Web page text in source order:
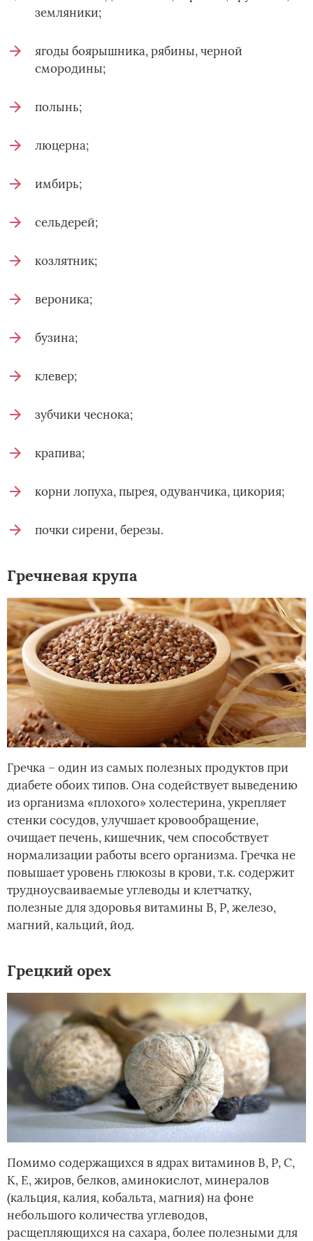
земляники;
ягоды боярышника, рябины, черной
смородины;
полынь;
люцерна;
имбирь;
сельдерей;
козлятник;
вероника;
бузина;
клевер;
зубчики чеснока;
крапива;
корни лопуха, пырея, одуванчика, цикория;
почки сирени, березы.
Гречневая крупа
Гречка – один из самых полезных продуктов при
диабете обоих типов. Она содействует выведению
из организма «плохого» холестерина, укрепляет
стенки сосудов, улучшает кровообращение,
очищает печень, кишечник, чем способствует
нормализации работы всего организма. Гречка не
повышает уровень глюкозы в крови, т.к. содержит
трудноусваиваемые углеводы и клетчатку,
полезные для здоровья витамины В, Р, железо,
магний, кальций, йод.
Грецкий орех
Помимо содержащихся в ядрах витаминов В, Р, С,
К, Е, жиров, белков, аминокислот, минералов
(кальция, калия, кобальта, магния) на фоне
небольшого количества углеводов,
расщепляющихся на сахара, более полезными для